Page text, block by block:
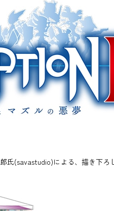
氏(savastudio)による、描き下